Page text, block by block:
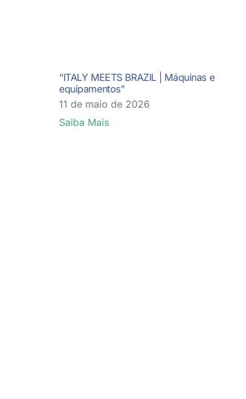
“ITALY MEETS BRAZIL | Máquinas e
equipamentos”
11 de maio de 2026
Saiba Mais